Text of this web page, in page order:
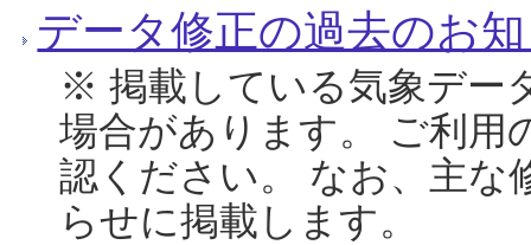
データ修正の過去のお
※ 掲載している気象デー
場合があります。 ご利用
認ください。 なお、主な
らせに掲載します。